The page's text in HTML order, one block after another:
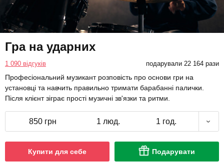
Гра на ударних
1 090 відгуків подарували 22 164 рази
Професіональний музикант розповість про основи гри на
установці та навчить правильно тримати барабанні палички.
Після клієнт зіграє прості музичні зв'язки та ритми.
850 грн 1 люд. 1 год.
Купити для себе Подарувати